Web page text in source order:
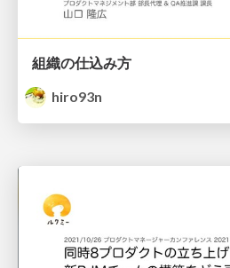
組織の仕込み方
hiro93n